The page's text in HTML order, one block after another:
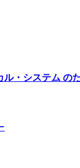
ル・システム の